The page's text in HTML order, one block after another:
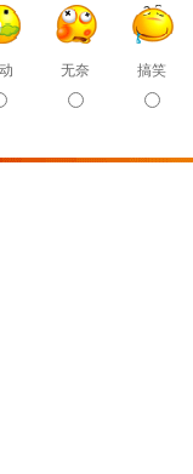
无奈 搞笑